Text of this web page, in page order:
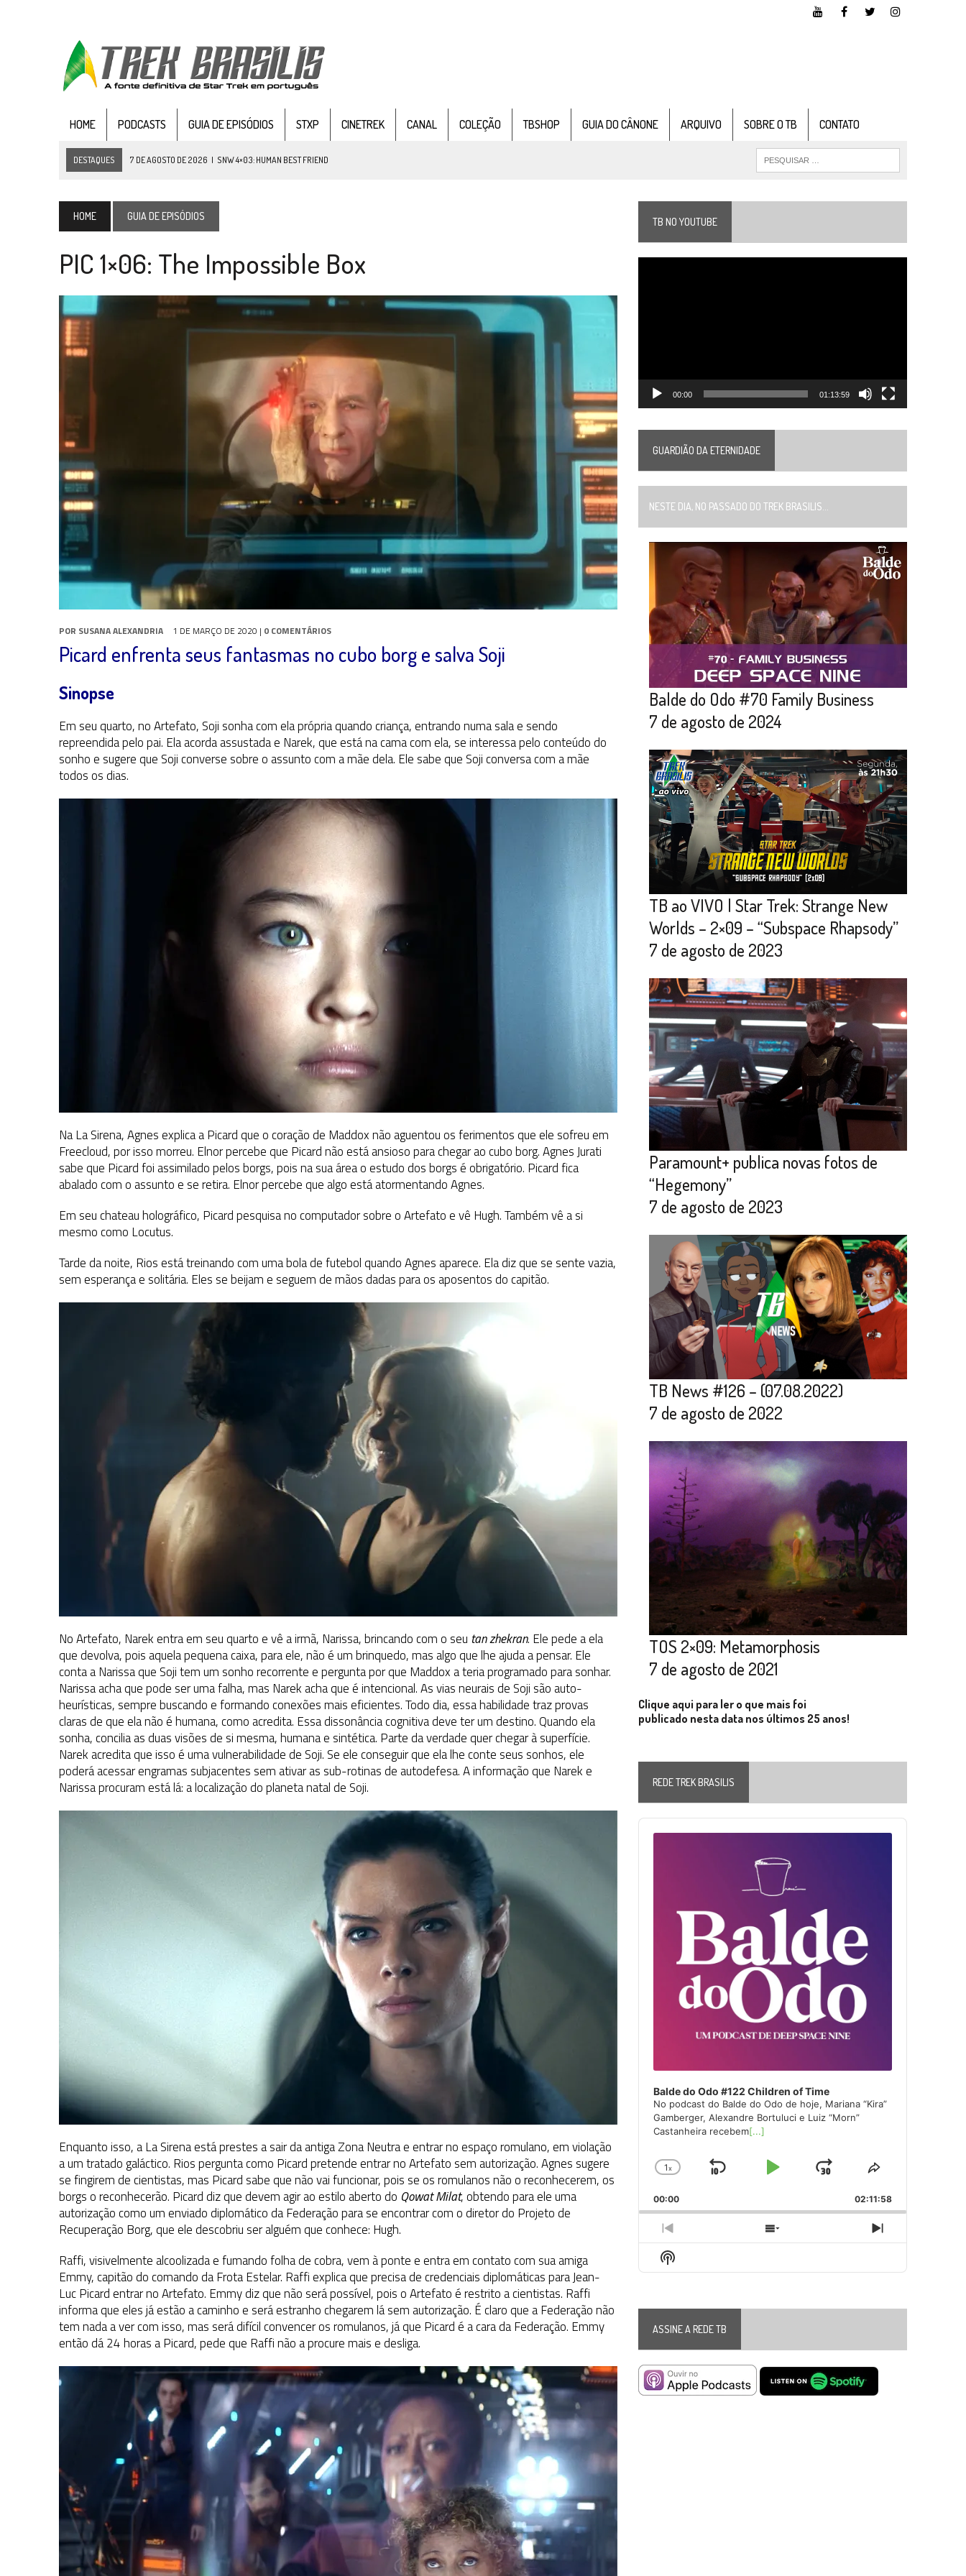
HOME PODCASTS GUIA DE EPISÓDIOS STXP CINETREK CANAL COLEÇÃO TBSHOP GUIA DO CÂNONE ARQUIVO SOBRE O TB CONTATO
DESTAQUES 7 DE AGOSTO DE 2026 | SNW 4×03: HUMAN BEST FRIEND
BALDE DO ODO #122 CHILDREN OF TIME
4 DE AGOSTO DE 2026 | REVISITANDO “HIDE AND Q” (TNG 1×09)
3 DE AGOSTO DE 2026 VEJA FOTOS DO TERCEIRO EPISÓDIO DA 4ª TEMPORADA DE STRANGE NEW WORDS
PARAMOUNT E CBS DERRUBAM NOVO VÍDEO DO FILME DE FÃS AXANAR HORAS APÓS ESTREIA
2 DE AGOSTO DE 2026 TB AO VIVO | STAR TREK: STRANGE NEW WORLDS – “THE GRIFFIN INCIDENT” (4×02)
1 DE AGOSTO DE 2026 ELENCO DE STRANGE NEW WORLDS ENCARA O FIM DE UMA ERA NA SDCC
31 DE JULHO DE 2026 GRANDES JORNADAS | QUATRO EPISÓDIOS DE
GRANDES JORNADAS | SEIS EPISÓDIOS DE
HOME GUIA DE EPISÓDIOS
PIC 1×06: The Impossible Box
POR SUSANA ALEXANDRIA 1 DE MARÇO DE 2020 | 0 COMENTÁRIOS
Picard enfrenta seus fantasmas no cubo borg e salva Soji
Sinopse
Em seu quarto, no Artefato, Soji sonha com ela própria quando criança, entrando numa sala e sendo
repreendida pelo pai. Ela acorda assustada e Narek, que está na cama com ela, se interessa pelo conteúdo do
sonho e sugere que Soji converse sobre o assunto com a mãe dela. Ele sabe que Soji conversa com a mãe
todos os dias.
Na La Sirena, Agnes explica a Picard que o coração de Maddox não aguentou os ferimentos que ele sofreu em
Freecloud, por isso morreu. Elnor percebe que Picard não está ansioso para chegar ao cubo borg. Agnes Jurati
sabe que Picard foi assimilado pelos borgs, pois na sua área o estudo dos borgs é obrigatório. Picard fica
abalado com o assunto e se retira. Elnor percebe que algo está atormentando Agnes.
Em seu chateau holográfico, Picard pesquisa no computador sobre o Artefato e vê Hugh. Também vê a si
mesmo como Locutus.
Tarde da noite, Rios está treinando com uma bola de futebol quando Agnes aparece. Ela diz que se sente vazia,
sem esperança e solitária. Eles se beijam e seguem de mãos dadas para os aposentos do capitão.
No Artefato, Narek entra em seu quarto e vê a irmã, Narissa, brincando com o seu tan zhekran. Ele pede a ela
que devolva, pois aquela pequena caixa, para ele, não é um brinquedo, mas algo que lhe ajuda a pensar. Ele
conta a Narissa que Soji tem um sonho recorrente e pergunta por que Maddox a teria programado para sonhar.
Narissa acha que pode ser uma falha, mas Narek acha que é intencional. As vias neurais de Soji são auto-
heurísticas, sempre buscando e formando conexões mais eficientes. Todo dia, essa habilidade traz provas
claras de que ela não é humana, como acredita. Essa dissonância cognitiva deve ter um destino. Quando ela
sonha, concilia as duas visões de si mesma, humana e sintética. Parte da verdade quer chegar à superfície.
Narek acredita que isso é uma vulnerabilidade de Soji. Se ele conseguir que ela lhe conte seus sonhos, ele
poderá acessar engramas subjacentes sem ativar as sub-rotinas de autodefesa. A informação que Narek e
Narissa procuram está lá: a localização do planeta natal de Soji.
Enquanto isso, a La Sirena está prestes a sair da antiga Zona Neutra e entrar no espaço romulano, em violação
a um tratado galáctico. Rios pergunta como Picard pretende entrar no Artefato sem autorização. Agnes sugere
se fingirem de cientistas, mas Picard sabe que não vai funcionar, pois se os romulanos não o reconhecerem, os
borgs o reconhecerão. Picard diz que devem agir ao estilo aberto do Qowat Milat, obtendo para ele uma
autorização como um enviado diplomático da Federação para se encontrar com o diretor do Projeto de
Recuperação Borg, que ele descobriu ser alguém que conhece: Hugh.
Raffi, visivelmente alcoolizada e fumando folha de cobra, vem à ponte e entra em contato com sua amiga
Emmy, capitão do comando da Frota Estelar. Raffi explica que precisa de credenciais diplomáticas para Jean-
Luc Picard entrar no Artefato. Emmy diz que não será possível, pois o Artefato é restrito a cientistas. Raffi
informa que eles já estão a caminho e será estranho chegarem lá sem autorização. É claro que a Federação não
tem nada a ver com isso, mas será difícil convencer os romulanos, já que Picard é a cara da Federação. Emmy
então dá 24 horas a Picard, pede que Raffi não a procure mais e desliga.
TB NO YOUTUBE
00:00 01:13:59
GUARDIÃO DA ETERNIDADE
NESTE DIA, NO PASSADO DO TREK BRASILIS...
Balde do Odo #70 Family Business
7 de agosto de 2024
TB ao VIVO | Star Trek: Strange New
Worlds – 2×09 – “Subspace Rhapsody”
7 de agosto de 2023
Paramount+ publica novas fotos de
“Hegemony”
7 de agosto de 2023
TB News #126 – (07.08.2022)
7 de agosto de 2022
TOS 2×09: Metamorphosis
7 de agosto de 2021
Clique aqui para ler o que mais foi
publicado nesta data nos últimos 25 anos!
REDE TREK BRASILIS
Audio
Player
Balde do Odo #122 Children of Time
No podcast do Balde do Odo de hoje, Mariana “Kira”
Gamberger, Alexandre Bortuluci e Luiz “Morn”
Castanheira recebem[...]
Change
Rate
1x
Skip
Play
Jump
Forward
Share
Episode
00:00 02:11:58
Previous
Episode
Show
Next
Show
Podcast
ASSINE A REDE TB